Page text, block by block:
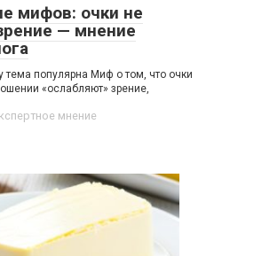
мифов: очки не
— мнение
тема популярна Миф о том, что очки
«ослабляют» зрение,
мнение